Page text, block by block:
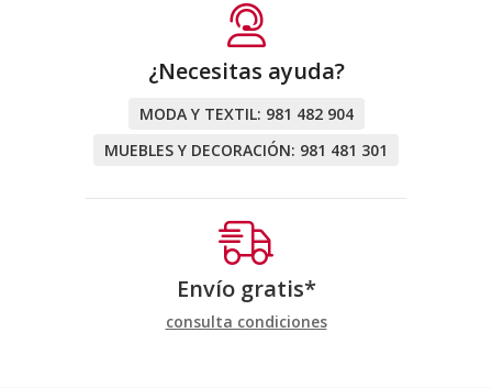
¿Necesitas ayuda?
MODA Y TEXTIL: 981 482 904
MUEBLES Y DECORACIÓN: 981 481 301
Envío gratis*
consulta condiciones